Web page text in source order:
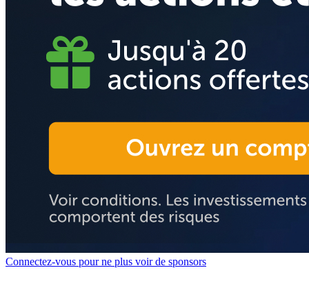
Connectez-vous pour ne plus voir de sponsors